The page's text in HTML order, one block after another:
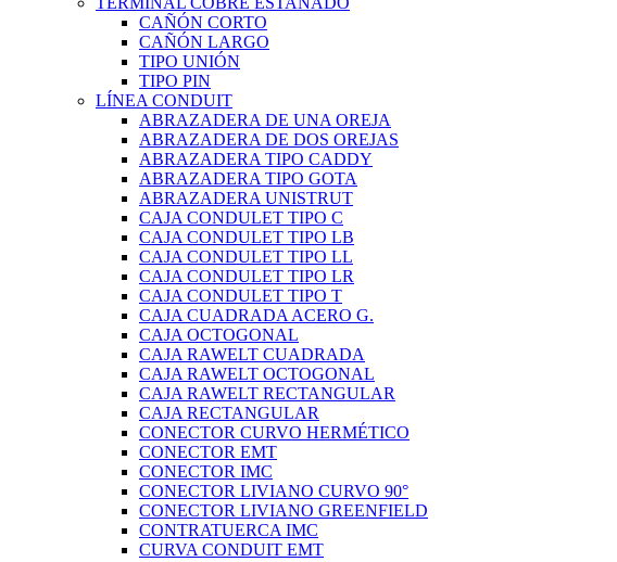
CAÑÓN CORTO
CAÑÓN LARGO
TIPO UNIÓN
TIPO PIN
LÍNEA CONDUIT
ABRAZADERA DE UNA OREJA
ABRAZADERA DE DOS OREJAS
ABRAZADERA TIPO CADDY
ABRAZADERA TIPO GOTA
ABRAZADERA UNISTRUT
CAJA CONDULET TIPO C
CAJA CONDULET TIPO LB
CAJA CONDULET TIPO LL
CAJA CONDULET TIPO LR
CAJA CONDULET TIPO T
CAJA CUADRADA ACERO G.
CAJA OCTOGONAL
CAJA RAWELT CUADRADA
CAJA RAWELT OCTOGONAL
CAJA RAWELT RECTANGULAR
CAJA RECTANGULAR
CONECTOR CURVO HERMÉTICO
CONECTOR EMT
CONECTOR IMC
CONECTOR LIVIANO CURVO 90°
CONECTOR LIVIANO GREENFIELD
CONTRATUERCA IMC
CURVA CONDUIT EMT